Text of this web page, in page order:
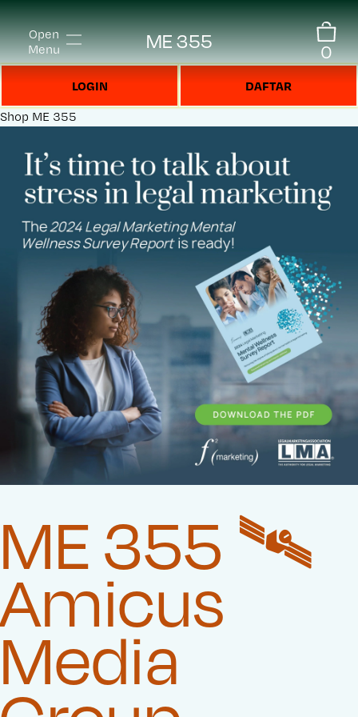
Open
Menu
ME 355 0
LOGIN DAFTAR
Shop ME 355
ME 355 🛰️‍
Amicus
Media